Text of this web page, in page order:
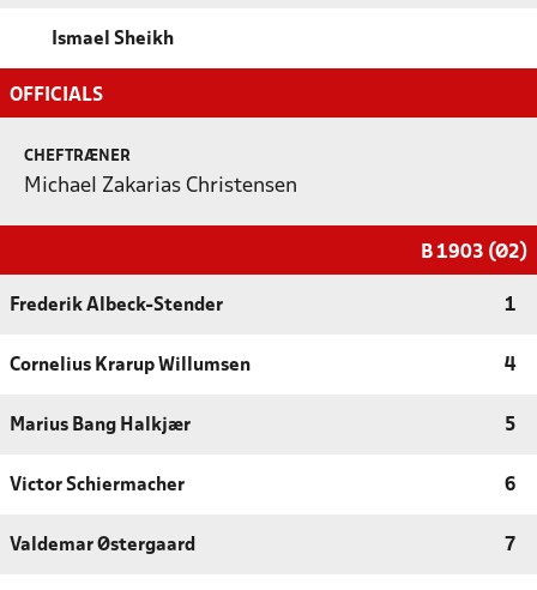
Ismael Sheikh
OFFICIALS
CHEFTRÆNER
Michael Zakarias Christensen
B 1903 (Ø2)
Frederik Albeck-Stender 1
Cornelius Krarup Willumsen 4
Marius Bang Halkjær 5
Victor Schiermacher 6
Valdemar Østergaard 7